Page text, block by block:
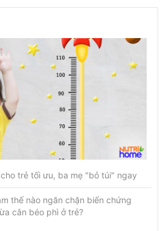
trẻ tối ưu, ba mẹ "bỏ túi" ngay
thế nào ngăn chặn biến chứng
cân béo phì ở trẻ?